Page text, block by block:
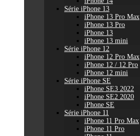
Série iPhone 13
iPhone 13 Pro Max
iPhone 13 Pro
iPhone 13
iPhone 13 mini
Série iPhone 12
iPhone 12 Pro Max
iPhone 12 / 12 Pro
iPhone 12 mini
Série iPhone SE
iPhone SE3 2022
iPhone SE2 2020
iPhone SE
Série iPhone 11
iPhone 11 Pro Max
iPhone 11 Pro